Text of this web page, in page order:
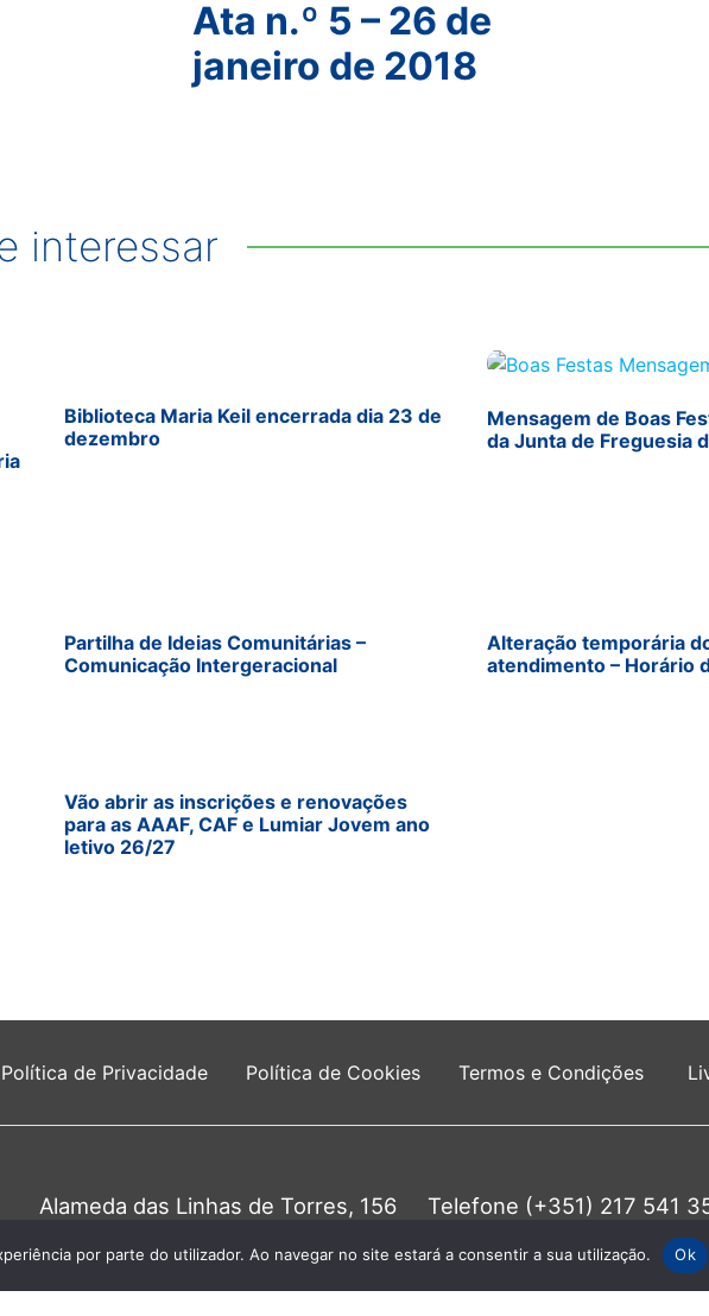
Ata n.º 5 – 26 de
janeiro de 2018
interessar
Biblioteca Maria Keil encerrada dia 23 de
dezembro
Mensagem de Boas
da Junta de Freguesia
Partilha de Ideias Comunitárias –
Comunicação Intergeracional
Alteração temporária
atendimento – Horário
Vão abrir as inscrições e renovações
para as AAAF, CAF e Lumiar Jovem ano
letivo 26/27
Política de Privacidade Política de Cookies Termos e Condições
Alameda das Linhas de Torres, 156
Telefone (+351) 217 541
por parte do utilizador. Ao navegar no site estará a consentir a sua utilização. Ok